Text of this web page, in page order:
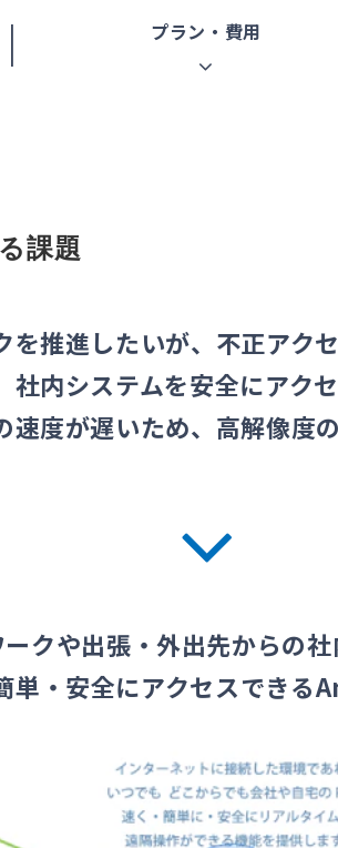
プラン・費用
課題
を推進したいが、不正アク
社内システムを安全にアク
速度が遅いため、高解像度
クや出張・外出先からの
単・安全にアクセスできる